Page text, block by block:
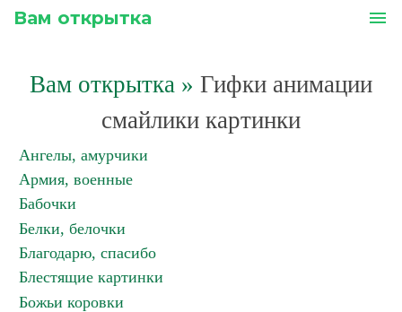
Вам открытка menu
Вам открытка » Гифки анимации
смайлики картинки
Ангелы, амурчики
Армия, военные
Бабочки
Белки, белочки
Благодарю, спасибо
Блестящие картинки
Божьи коровки